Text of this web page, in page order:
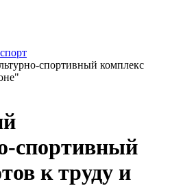
спортивный
к труду и
спортивный комплекс